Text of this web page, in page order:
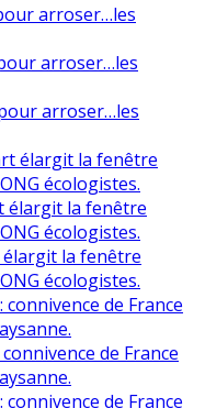
arroser…les
arroser…les
arroser…les
élargit la fenêtre
écologistes.
élargit la fenêtre
écologistes.
la fenêtre
écologistes.
connivence de France
connivence de France
connivence de France